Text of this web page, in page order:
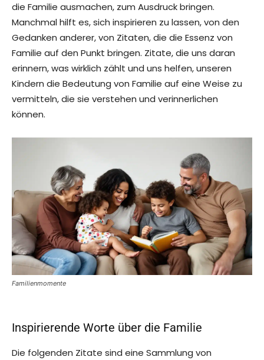
die Familie ausmachen, zum Ausdruck bringen.
Manchmal hilft es, sich inspirieren zu lassen, von den
Gedanken anderer, von Zitaten, die die Essenz von
Familie auf den Punkt bringen. Zitate, die uns daran
erinnern, was wirklich zählt und uns helfen, unseren
Kindern die Bedeutung von Familie auf eine Weise zu
vermitteln, die sie verstehen und verinnerlichen
können.
Familienmomente
Inspirierende Worte über die Familie
Die folgenden Zitate sind eine Sammlung von